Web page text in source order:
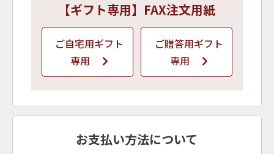
【ギフト専用】FAX注文用紙
ご自宅用ギフト
専用
ご贈答用ギフト
専用
お支払い方法について